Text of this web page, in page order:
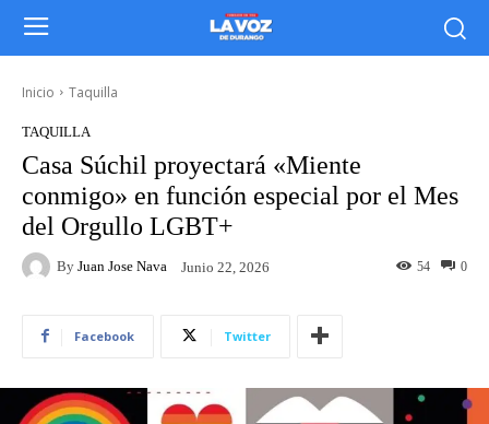
Inicio Taquilla
TAQUILLA
Casa Súchil proyectará «Miente
conmigo» en función especial por el Mes
del Orgullo LGBT+
By Juan Jose Nava Junio 22, 2026 0
54
Facebook Twitter